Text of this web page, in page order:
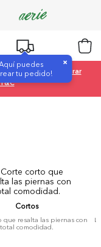
puedes
tu pedido!
×
Mujer|
Comprar
Cortos
que resalta las piernas con
total comodidad.